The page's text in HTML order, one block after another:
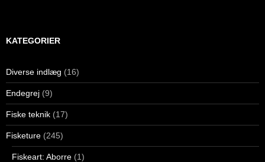
KATEGORIER
Diverse indlæg (16)
Endegrej (9)
Fiske teknik (17)
Fisketure (245)
Fiskeart: Aborre (1)